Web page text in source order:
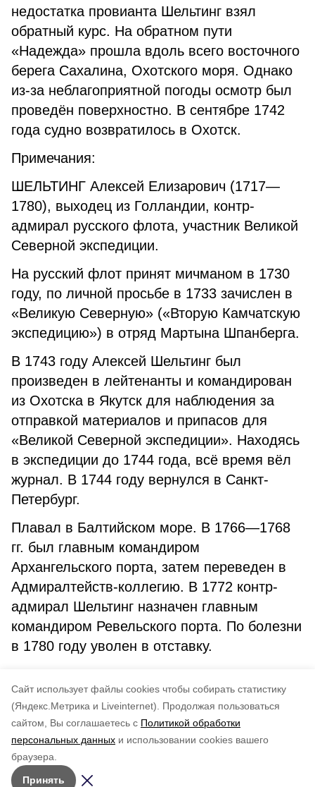
Cайт использует файлы cookies чтобы собирать статистику
(Яндекс.Метрика и Liveinternet).
Продолжая пользоваться
сайтом, Вы соглашаетесь с Политикой обработки
персональных данных и использовании cookies вашего
браузера.
Принять
недостатка провианта Шельтинг взял
обратный курс. На обратном пути
«Надежда» прошла вдоль всего восточного
берега Сахалина, Охотского моря. Однако
из-за неблагоприятной погоды осмотр был
проведён поверхностно. В сентябре 1742
года судно возвратилось в Охотск.
Примечания:
ШЕЛЬТИНГ Алексей Елизарович (1717—
1780), выходец из Голландии, контр-
адмирал русского флота, участник Великой
Северной экспедиции.
На русский флот принят мичманом в 1730
году, по личной просьбе в 1733 зачислен в
«Великую Северную» («Вторую Камчатскую
экспедицию») в отряд Мартына Шпанберга.
В 1743 году Алексей Шельтинг был
произведен в лейтенанты и командирован
из Охотска в Якутск для наблюдения за
отправкой материалов и припасов для
«Великой Северной экспедиции». Находясь
в экспедиции до 1744 года, всё время вёл
журнал. В 1744 году вернулся в Санкт-
Петербург.
Плавал в Балтийском море. В 1766—1768
гг. был главным командиром
Архангельского порта, затем переведен в
Адмиралтейств-коллегию. В 1772 контр-
адмирал Шельтинг назначен главным
командиром Ревельского порта. По болезни
в 1780 году уволен в отставку.
острове Сахалин, залив и лагуна на севере
Охотского моря.
Понравилась статья?
5